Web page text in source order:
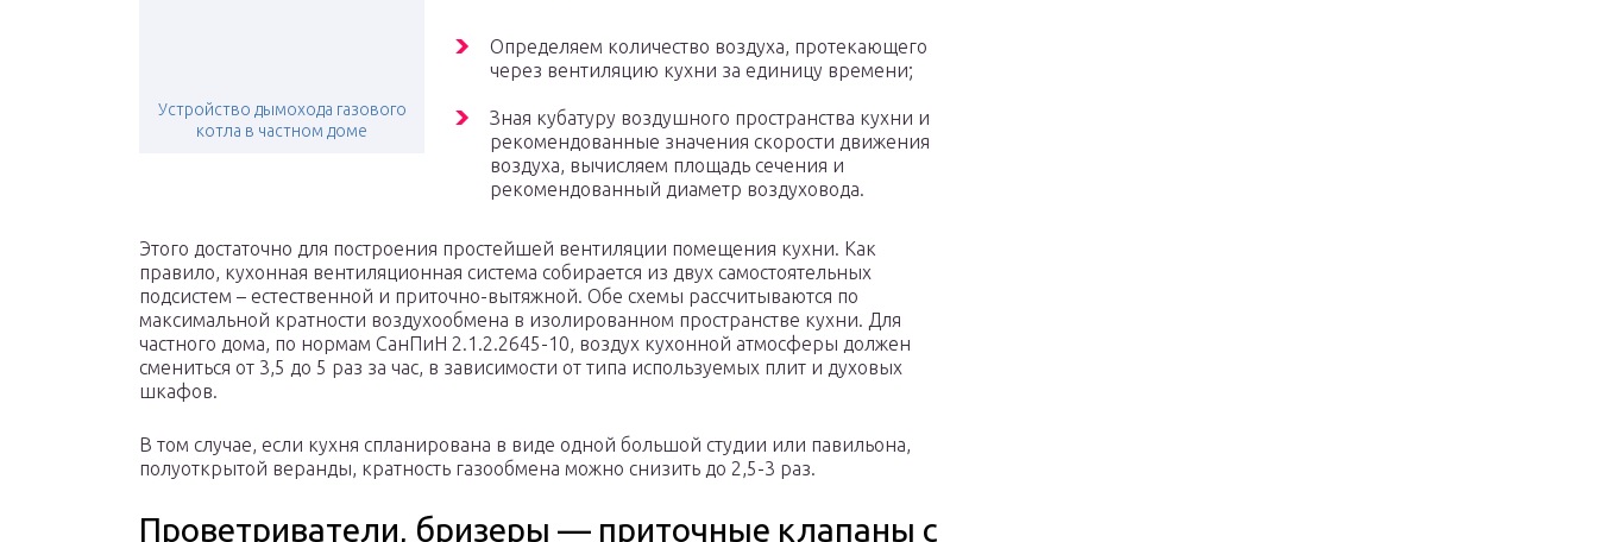
Устройство дымохода газового
котла в частном доме
Определяем количество воздуха, протекающего
через вентиляцию кухни за единицу времени;
Зная кубатуру воздушного пространства кухни и
рекомендованные значения скорости движения
воздуха, вычисляем площадь сечения и
рекомендованный диаметр воздуховода.
Этого достаточно для построения простейшей вентиляции помещения кухни. Как
правило, кухонная вентиляционная система собирается из двух самостоятельных
подсистем – естественной и приточно-вытяжной. Обе схемы рассчитываются по
максимальной кратности воздухообмена в изолированном пространстве кухни. Для
частного дома, по нормам СанПиН 2.1.2.2645-10, воздух кухонной атмосферы должен
смениться от 3,5 до 5 раз за час, в зависимости от типа используемых плит и духовых
шкафов.
В том случае, если кухня спланирована в виде одной большой студии или павильона,
полуоткрытой веранды, кратность газообмена можно снизить до 2,5-3 раз.
Проветриватели, бризеры — приточные клапаны с